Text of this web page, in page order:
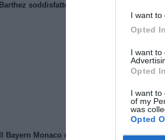
I want to
Opted In
I want to
Opted In
I want to
of my
was
Opted
Barthez soddisfatto del Manchester United
Il Bayern Monaco ridimensiona il Borussia